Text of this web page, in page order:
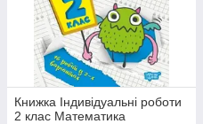
Книжка Індивідуальні роботи
2 клас Математика